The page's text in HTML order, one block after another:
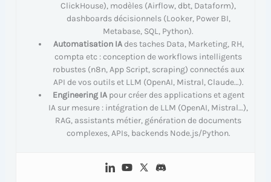
ClickHouse), modèles (Airflow, dbt, Dataform),
dashboards décisionnels (Looker, Power BI,
Metabase, SQL, Python).
Automatisation IAdes taches Data, Marketing, RH,
compta etc : conception de workflows intelligents
robustes (n8n, App Script, scraping) connectés aux
API de vos outils et LLM (OpenAI, Mistral, Claude…).
Engineering IApour créer des applications et agent
IA sur mesure : intégration de LLM (OpenAI, Mistral…),
RAG, assistants métier, génération de documents
complexes, APIs, backends Node.js/Python.